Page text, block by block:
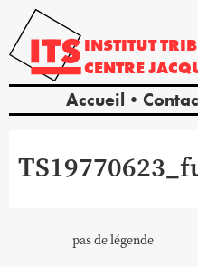
INSTITUT
CENTRE
Accueil
pas de légende